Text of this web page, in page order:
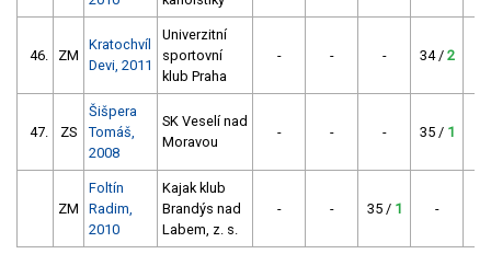
46. ZM
Kratochvíl
Devi, 2011
Univerzitní
sportovní
klub Praha
- - - 34 / 2
47. ZS
Šišpera
Tomáš,
2008
SK Veselí nad
Moravou
- - - 35 / 1
ZM
Foltín
Radim,
2010
Kajak klub
Brandýs nad
Labem, z. s.
- - 35 / 1 -